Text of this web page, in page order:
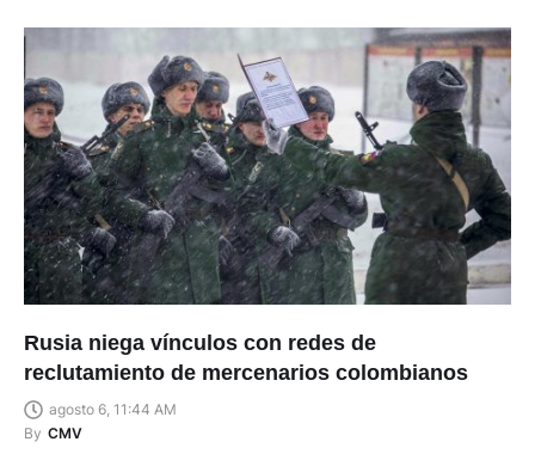
Rusia niega vínculos con redes de
reclutamiento de mercenarios colombianos
agosto 6, 11:44 AM
By CMV